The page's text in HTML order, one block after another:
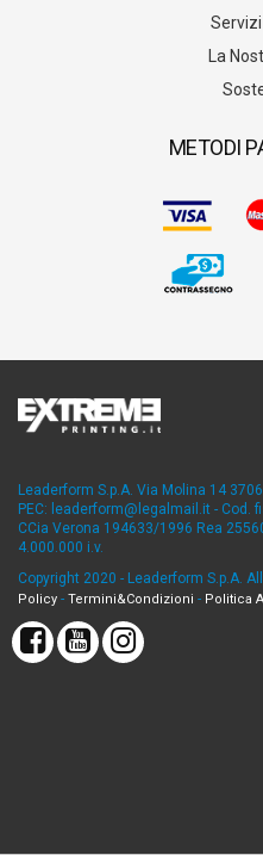
La
METODI
Leaderform S.p.A. Via Molina 14
PEC: leaderform@legalmail.it - Cod.
CCia Verona 194633/1996 Rea
4.000.000 i.v.
Copyright 2020 - Leaderform S.p.A.
Policy - Termini&Condizioni - Politica